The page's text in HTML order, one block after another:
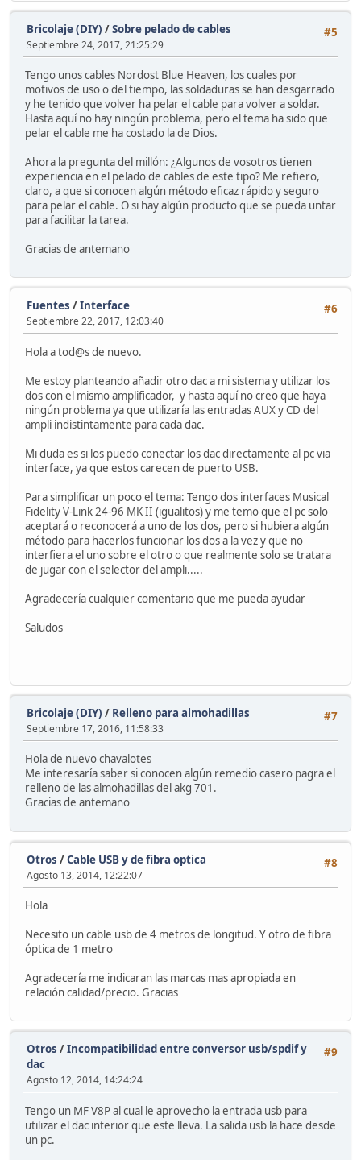
#5
Bricolaje (DIY) /Sobre pelado de cables
Septiembre 24, 2017, 21:25:29
Tengo unos cables Nordost Blue Heaven, los cuales por
motivos de uso o del tiempo, las soldaduras se han desgarrado
y he tenido que volver ha pelar el cable para volver a soldar.
Hasta aquí no hay ningún problema, pero el tema ha sido que
pelar el cable me ha costado la de Dios.
Ahora la pregunta del millón: ¿Algunos de vosotros tienen
experiencia en el pelado de cables de este tipo? Me refiero,
claro, a que si conocen algún método eficaz rápido y seguro
para pelar el cable. O si hay algún producto que se pueda untar
para facilitar la tarea.
Gracias de antemano
#6
Fuentes /Interface
Septiembre 22, 2017, 12:03:40
Hola a tod@s de nuevo.
Me estoy planteando añadir otro dac a mi sistema y utilizar los
dos con el mismo amplificador, y hasta aquí no creo que haya
ningún problema ya que utilizaría las entradas AUX y CD del
ampli indistintamente para cada dac.
Mi duda es si los puedo conectar los dac directamente al pc via
interface, ya que estos carecen de puerto USB.
Para simplificar un poco el tema: Tengo dos interfaces Musical
Fidelity V-Link 24-96 MK II (igualitos) y me temo que el pc solo
aceptará o reconocerá a uno de los dos, pero si hubiera algún
método para hacerlos funcionar los dos a la vez y que no
interfiera el uno sobre el otro o que realmente solo se tratara
de jugar con el selector del ampli.....
Agradecería cualquier comentario que me pueda ayudar
Saludos
#7
Bricolaje (DIY) / Relleno para almohadillas
Septiembre 17, 2016, 11:58:33
Hola de nuevo chavalotes
Me interesaría saber si conocen algún remedio casero pagra el
relleno de las almohadillas del akg 701.
Gracias de antemano
#8
Otros /Cable USB y de fibra optica
Agosto 13, 2014, 12:22:07
Hola
Necesito un cable usb de 4 metros de longitud. Y otro de fibra
óptica de 1 metro
Agradecería me indicaran las marcas mas apropiada en
relación calidad/precio. Gracias
#9
Otros /Incompatibilidad entre conversor usb/spdif y
dac
Agosto 12, 2014, 14:24:24
Tengo un MF V8P al cual le aprovecho la entrada usb para
utilizar el dac interior que este lleva. La salida usb la hace desde
un pc.